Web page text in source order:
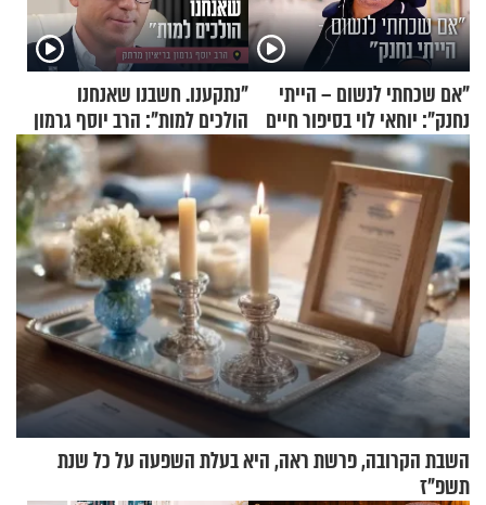
"אם שכחתי לנשום – הייתי
נחנק": יוחאי לוי בסיפור חיים
מעורר השראה
"נתקענו. חשבנו שאנחנו
הולכים למות": הרב יוסף גרמון
בריאיון מרתק
השבת הקרובה, פרשת ראה, היא בעלת השפעה על כל שנת
תשפ"ז